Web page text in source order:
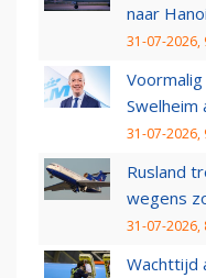
naar Hanoi
31-07-2026,
Swelheim
31-07-2026,
Rusland
wegens
31-07-2026,
Wachttijd